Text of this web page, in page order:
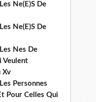
Ne(E)S De
Ne(E)S De
Nes De
Veulent
Xv
Personnes
Pour Celles Qui